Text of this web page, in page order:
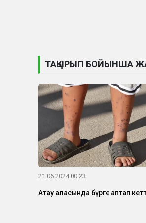
ТАҚЫРЫП БОЙЫНША
21.06.2024 00:23
Ақтау қаласында бүрге қаптап